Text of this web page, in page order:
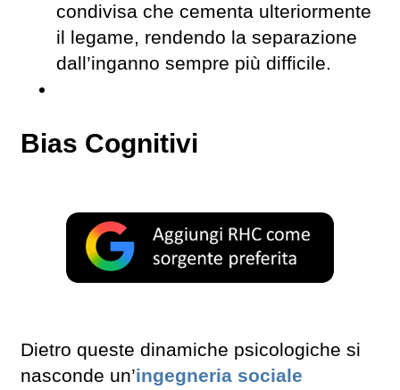
condivisa che cementa ulteriormente
il legame, rendendo la separazione
dall’inganno sempre più difficile.
Bias Cognitivi
Dietro queste dinamiche psicologiche si
nasconde un’ingegneria sociale